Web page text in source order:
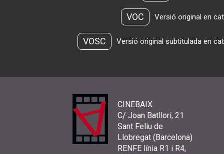
VOC Versió original en
VOSC Versió original subtitulada en
CINEBAIX
C/ Joan Batllori, 21
Sant Feliu de
Llobregat (Barcelona)
RENFE línia R1 i R4,